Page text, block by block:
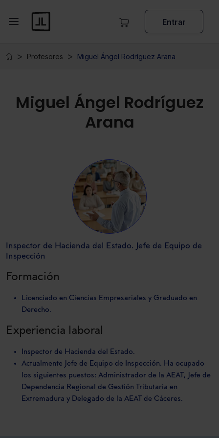
Entrar
Profesores Miguel Ángel Rodríguez Arana
Miguel Ángel Rodríguez
Arana
Inspector de Hacienda del Estado. Jefe de Equipo de
Inspección
Formación
Licenciado en Ciencias Empresariales y Graduado en
Derecho.
Experiencia laboral
Inspector de Hacienda del Estado.
Actualmente Jefe de Equipo de Inspección. Ha ocupado
los siguientes puestos: Administrador de la AEAT, Jefe de
Dependencia Regional de Gestión Tributaria en
Extremadura y Delegado de la AEAT de Cáceres.